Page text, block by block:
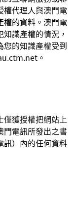
權代理人與澳門電
權的資料。澳門電
識產權的情況，
您的知識產權受到
。
僅獲授權把網站上
門電訊所發出之書
訊）內的任何資料